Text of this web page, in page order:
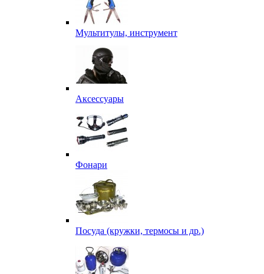
Мультитулы, инструмент
Аксессуары
Фонари
Посуда (кружки, термосы и др.)